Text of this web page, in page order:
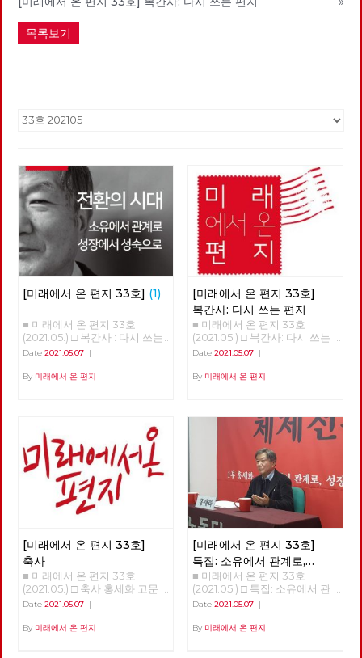
목록보기
[미래에서 온 편지 33호] (1)
■ 미래에서 온 편지 33호
(2021.05.) □ 복간사 : 다시 쓰는
편지 □ 축사 □ 특집 : 소유에서
세 : 5월의 정세 □ 사람 : 러빙 속
■ 편집위원: 김석정, 나도원, 안
보영, 이용규, 적야, 현린
Date 2021.05.07 |
By 미래에서 온 편지
[미래에서 온 편지 33호]
복간사: 다시 쓰는 편지
■ 미래에서 온 편지 33호
(2021.05.) □ 복간사: 다시 쓰는
편지 노동당 기관지 [미래에서
6월 32호 이후 5년 만의 복간입
사회주의를 향한 노동당의 사유
를 다시 모아 내고 실천을 이어
간다는 것입니다. 끊어졌던 편지
를 다시 쓴다는 것은 끊어졌던
선을 다시 잇는다는 것입니다.
흩어져 있던 점들을 이어 다시
광장을 연다는 것입니다. 모두
가 쓸모 없다며 사회주의라는 과
거를 폐기하지만, 불가능하다며
사회주의라는 미래를 포기하지
만, 그리하여 자본주의라는 반인
간적, 반민주적, 반사회적 체제
속에 안주하지만, 노동당은 다릅
니다. 노동당은 다른 시간에 대
한 사유를 놓지 않습니다. 노동
당은 다른 공간을 위한 실천을
놓지 않습니다. 선이 끊어질 때,
점들은 고립되고 마침내 소멸합
Date 2021.05.07|
By 미래에서 온 편지
[미래에서 온 편지 33호]
축사
■ 미래에서 온 편지 33호
(2021.05.) □ 축사 홍세화 고문
안녕하세요? 노동당 기관지 <
(온라인) 발간을 당원 여러분과
Date 2021.05.07 |
By 미래에서 온 편지
[미래에서 온 편지 33호]
특집: 소유에서 관계로,
성장에서 성숙으로
■ 미래에서 온 편지 33호
(2021.05.) □ 특집: 소유에서 관
계로, 성장에서 성숙으로 홍세화
관계로, 성장에서 성숙으로> 오
Date 2021.05.07|
By 미래에서 온 편지